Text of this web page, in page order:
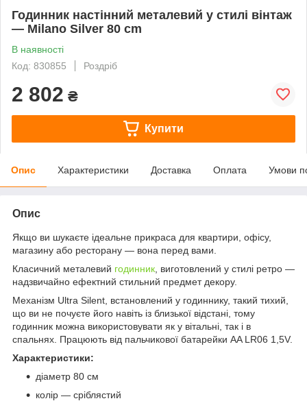
Годинник настінний металевий у стилі вінтаж
— Milano Silver 80 cm
В наявності
Код: 830855
Роздріб
2 802 ₴
Купити
Опис Характеристики Доставка Оплата Умови
Опис
Якщо ви шукаєте ідеальне прикраса для квартири, офісу,
магазину або ресторану — вона перед вами.
Класичний металевий годинник , виготовлений у стилі ретро —
надзвичайно ефектний стильний предмет декору.
Механізм Ultra Silent, встановлений у годиннику, такий тихий,
що ви не почуєте його навіть із близької відстані, тому
годинник можна використовувати як у вітальні, так і в
спальнях. Працюють від пальчикової батарейки AA LR06 1,5V.
Характеристики:
діаметр 80 см
колір — сріблястий